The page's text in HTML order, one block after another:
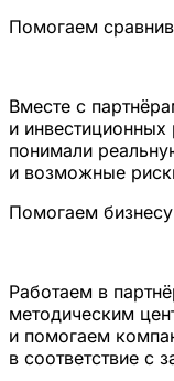
Помогаем
Вместе с
и
понимали
и возможные
Помогаем
Работаем в
методическим
и помогаем
в соответствие с